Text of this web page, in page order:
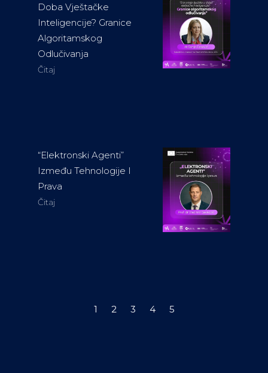
Doba Vještačke
Inteligencije? Granice
Algoritamskog
Odlučivanja
Čitaj
“Elektronski Agenti”
Između Tehnologije I
Prava
Čitaj
1 2 3 4 5